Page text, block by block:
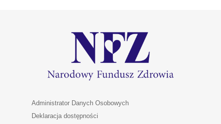
Administrator Danych Osobowych
Deklaracja dostępności